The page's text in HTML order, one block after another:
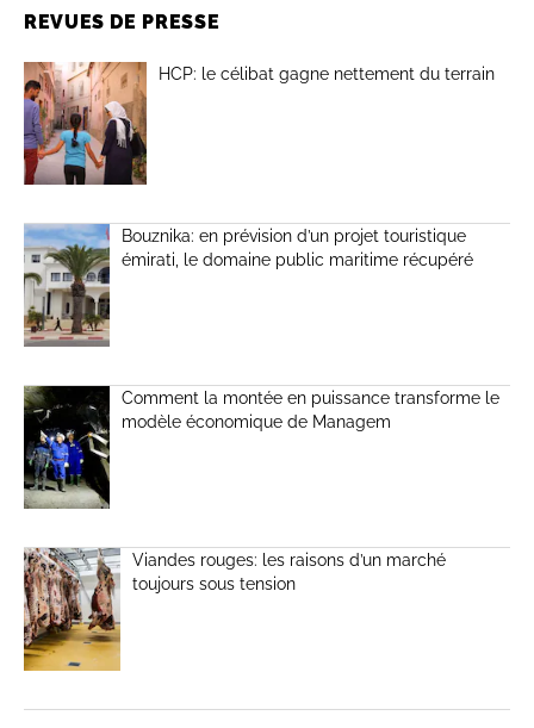
REVUES DE PRESSE
HCP: le célibat gagne nettement du terrain
Bouznika: en prévision d’un projet touristique
émirati, le domaine public maritime récupéré
Comment la montée en puissance transforme le
modèle économique de Managem
Viandes rouges: les raisons d’un marché
toujours sous tension